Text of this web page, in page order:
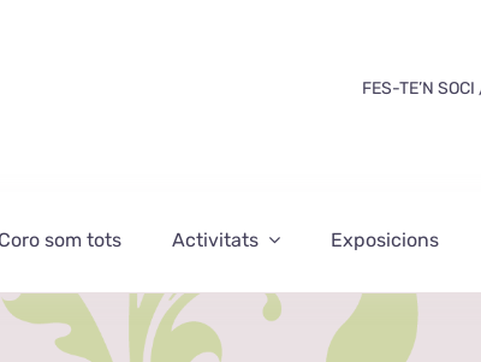
FES-TE’N
som tots Activitats Exposicions